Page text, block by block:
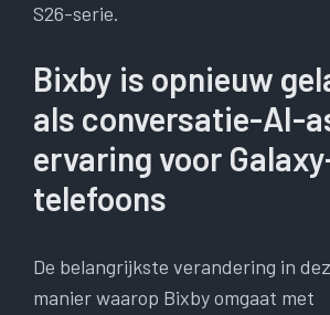
S26-serie.
Bixby is opnieuw
als conversatie-AI-
ervaring voor
telefoons
De belangrijkste verandering in
manier waarop Bixby omgaat met